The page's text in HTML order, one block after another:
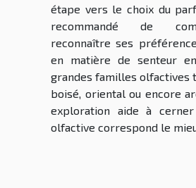
étape vers le choix du
recommandé de
reconnaître ses
en matière de senteur
grandes familles olfactives
boisé, oriental ou encore
exploration aide à
olfactive correspond le